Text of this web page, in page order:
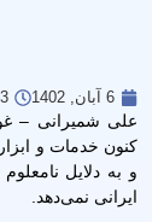
6 آبان, 1402
علی شمیرانی –
کنون خدمات و
و به دلایل
ایرانی نمی‌دهد.